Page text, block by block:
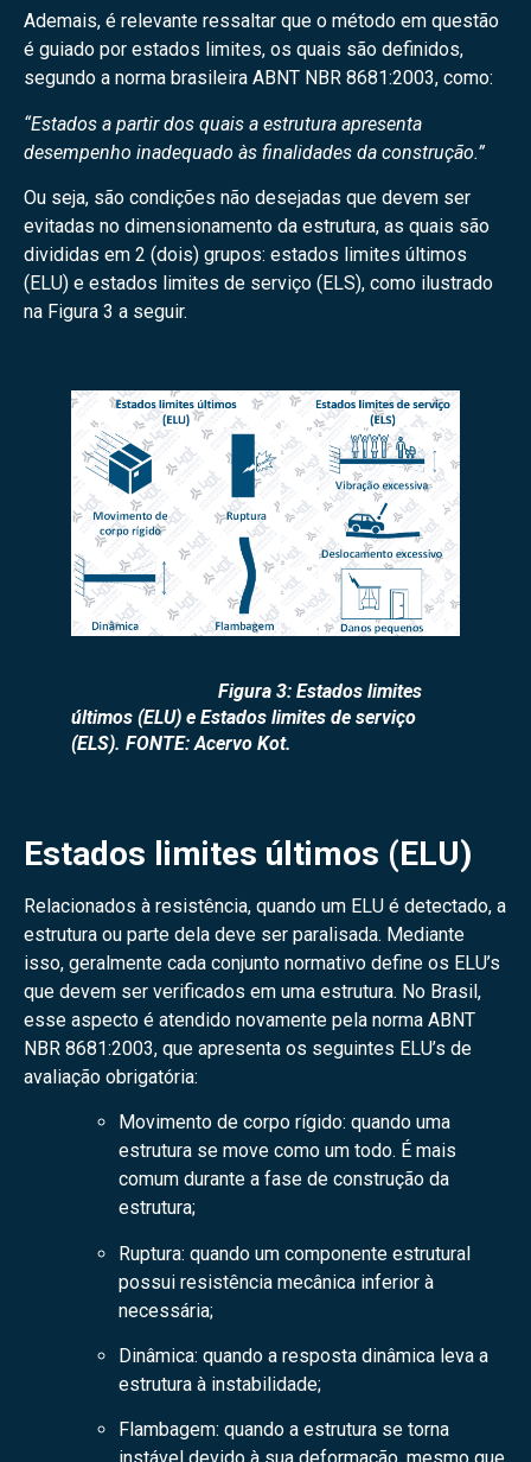
Ademais, é relevante ressaltar que o método em questão
é guiado por estados limites, os quais são definidos,
segundo a norma brasileira ABNT NBR 8681:2003, como:
“Estados a partir dos quais a estrutura apresenta
desempenho inadequado às finalidades da construção.”
Ou seja, são condições não desejadas que devem ser
evitadas no dimensionamento da estrutura, as quais são
divididas em 2 (dois) grupos: estados limites últimos
(ELU) e estados limites de serviço (ELS), como ilustrado
na Figura 3 a seguir.
Figura 3: Estados limites
últimos (ELU) e Estados limites de serviço
(ELS). FONTE: Acervo Kot.
Estados limites últimos (ELU)
Relacionados à resistência, quando um ELU é detectado, a
estrutura ou parte dela deve ser paralisada. Mediante
isso, geralmente cada conjunto normativo define os ELU’s
que devem ser verificados em uma estrutura. No Brasil,
esse aspecto é atendido novamente pela norma ABNT
NBR 8681:2003, que apresenta os seguintes ELU’s de
avaliação obrigatória:
Movimento de corpo rígido: quando uma
estrutura se move como um todo. É mais
comum durante a fase de construção da
estrutura;
Ruptura: quando um componente estrutural
possui resistência mecânica inferior à
necessária;
Dinâmica: quando a resposta dinâmica leva a
estrutura à instabilidade;
Flambagem: quando a estrutura se torna